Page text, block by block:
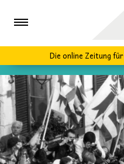
Die online Zeitung für